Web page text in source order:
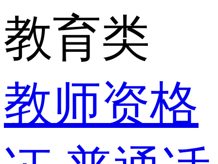
教育类
教师资格